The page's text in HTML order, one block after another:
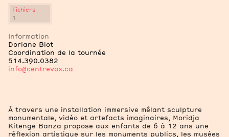
Fichiers
1
Vues de l’exposition
Dossier de circulation, Moridja Kitenge Banza. Il était une
1,3 MB
Notes
Information
Doriane Biot
Coordination de la tournée
514.390.0382
info@centrevox.ca
À travers une installation immersive mêlant sculpture
monumentale, vidéo et artefacts imaginaires, Moridja
Kitenge Banza propose aux enfants de 6 à 12 ans une
réflexion artistique sur les monuments publics, les musées